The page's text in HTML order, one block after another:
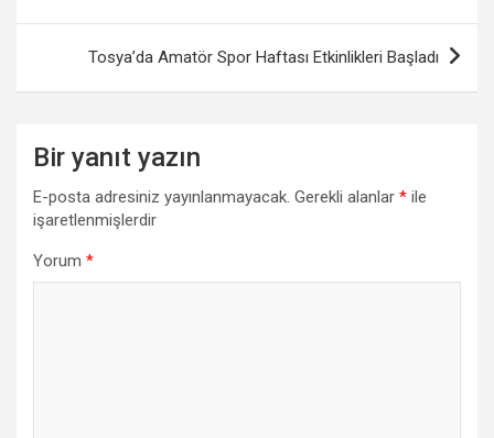
Tosya’da Amatör Spor Haftası Etkinlikleri Başladı
Bir yanıt yazın
E-posta adresiniz yayınlanmayacak. Gerekli alanlar * ile
işaretlenmişlerdir
Yorum *